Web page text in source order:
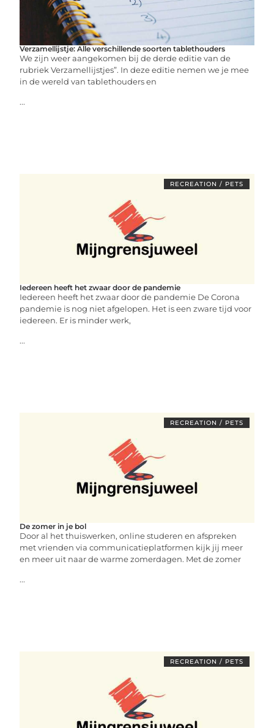
Verzamellijstje: Alle verschillende soorten tablethouders
We zijn weer aangekomen bij de derde editie van de
rubriek Verzamellijstjes”. In deze editie nemen we je mee
in de wereld van tablethouders en
...
RECREATION / PETS
Iedereen heeft het zwaar door de pandemie
Iedereen heeft het zwaar door de pandemie De Corona
pandemie is nog niet afgelopen. Het is een zware tijd voor
iedereen. Er is minder werk,
...
RECREATION / PETS
De zomer in je bol
Door al het thuiswerken, online studeren en afspreken
met vrienden via communicatieplatformen kijk jij meer
en meer uit naar de warme zomerdagen. Met de zomer
...
RECREATION / PETS